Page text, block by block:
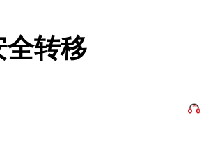
全转移